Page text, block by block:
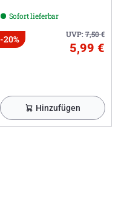
Sofort lieferbar
UVP:7,50€
-20%
5,99 €
Hinzufügen